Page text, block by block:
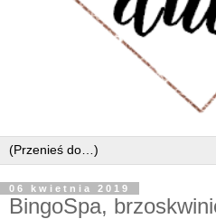
06 kwietnia 2019
BingoSpa,